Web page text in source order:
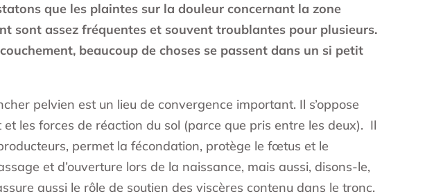
que les plaintes sur la douleur concernant la zone
sont assez fréquentes et souvent troublantes pour plusieurs.
beaucoup de choses se passent dans un si petit
pelvien est un lieu de convergence important. Il s’oppose
les forces de réaction du sol (parce que pris entre les deux). Il
permet la fécondation, protège le fœtus et le
et d’ouverture lors de la naissance, mais aussi, disons-le,
aussi le rôle de soutien des viscères contenu dans le tronc.